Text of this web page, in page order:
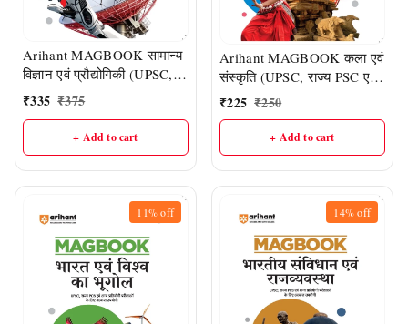
Arihant MAGBOOK सामान्य
विज्ञान एवं प्रौद्योगिकी (UPSC,
राज्य PSC एवं अन्य प्रतियोगी
परीक्षाओं के लिए अत्यंत उपयोगी)
₹335 ₹375
+ Add to cart
Arihant MAGBOOK कला एवं
संस्कृति (UPSC, राज्य PSC एवं
अन्य प्रतियोगी परीक्षाओं के लिए
अत्यंत उपयोगी)
₹225 ₹250
+ Add to cart
11%off 14%off